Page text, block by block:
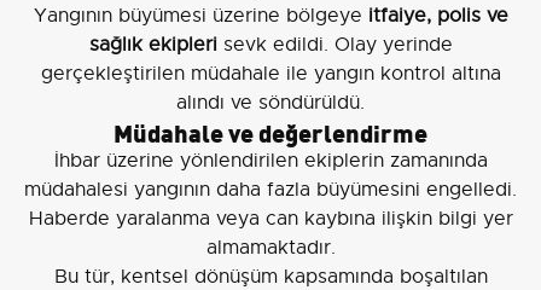
Yangının büyümesi üzerine bölgeye itfaiye, polis ve
sağlık ekiplerisevk edildi. Olay yerinde
gerçekleştirilen müdahale ile yangın kontrol altına
alındı ve söndürüldü.
Müdahale ve değerlendirme
İhbar üzerine yönlendirilen ekiplerin zamanında
müdahalesi yangının daha fazla büyümesini engelledi.
Haberde yaralanma veya can kaybına ilişkin bilgi yer
almamaktadır.
Bu tür, kentsel dönüşüm kapsamında boşaltılan